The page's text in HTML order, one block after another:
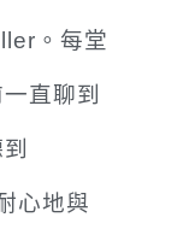
。每堂
直聊到
心地與